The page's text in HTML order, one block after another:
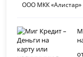
ООО МКК «Алистар»